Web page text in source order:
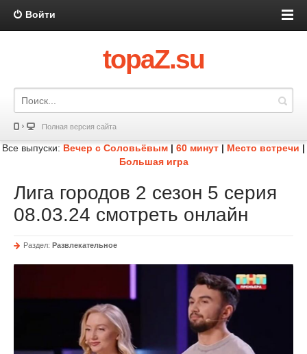
Войти
topaZ.su
Полная версия сайта
Все выпуски: Вечер с Соловьёвым | 60 минут | Место встречи |
Большая игра
Лига городов 2 сезон 5 серия
08.03.24 смотреть онлайн
Раздел: Развлекательное